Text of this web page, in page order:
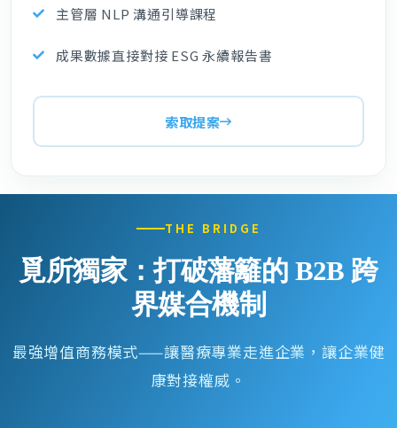
主管層 NLP 溝通引導課程
成果數據直接對接 ESG 永續報告書
索取提案
THE BRIDGE
覓所獨家：打破藩籬的 B2B 跨
界媒合機制
最強增值商務模式——讓醫療專業走進企業，讓企業健
康對接權威。